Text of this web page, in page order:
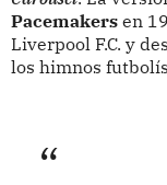
Pacemakersen
Liverpool F.C. y
los himnos